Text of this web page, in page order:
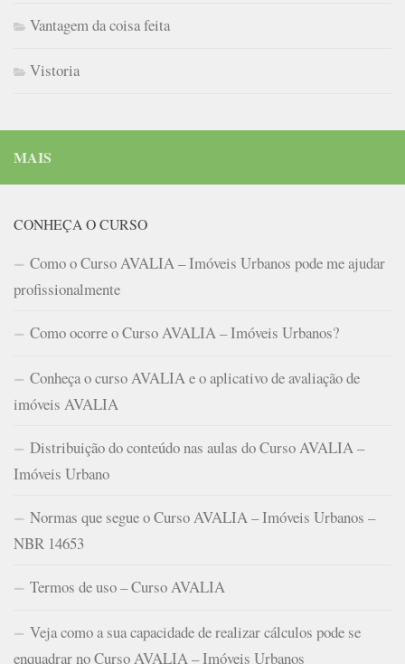
Vantagem da coisa feita
Vistoria
MAIS
CONHEÇA O CURSO
Como o Curso AVALIA – Imóveis Urbanos pode me ajudar
profissionalmente
Como ocorre o Curso AVALIA – Imóveis Urbanos?
Conheça o curso AVALIA e o aplicativo de avaliação de
imóveis AVALIA
Distribuição do conteúdo nas aulas do Curso AVALIA –
Imóveis Urbano
Normas que segue o Curso AVALIA – Imóveis Urbanos –
NBR 14653
Termos de uso – Curso AVALIA
Veja como a sua capacidade de realizar cálculos pode se
enquadrar no Curso AVALIA – Imóveis Urbanos